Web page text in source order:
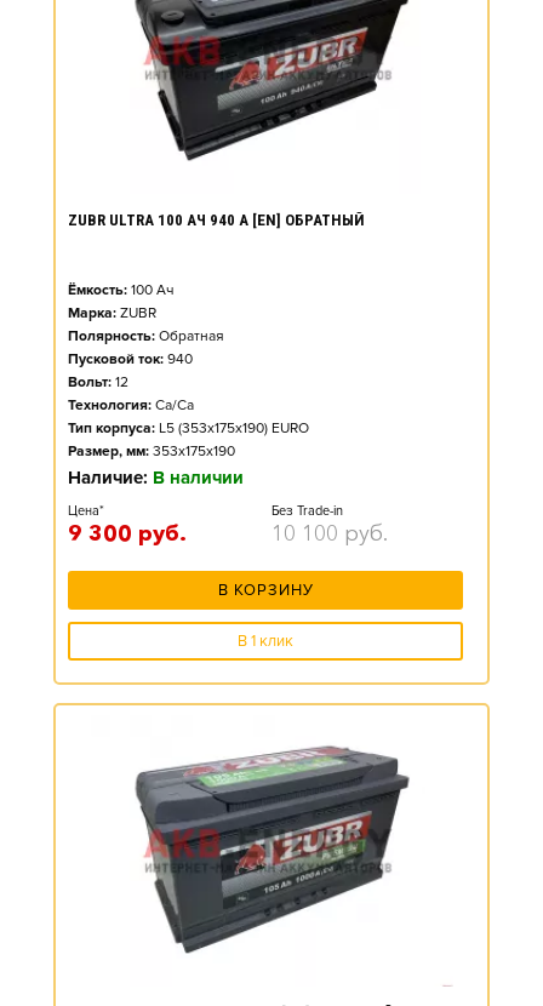
ZUBR ULTRA 100 АЧ 940 А [EN] ОБРАТНЫЙ
Ёмкость: 100 Ач
Марка: ZUBR
Полярность: Обратная
Пусковой ток: 940
Вольт: 12
Технология: Ca/Ca
Тип корпуса: L5 (353x175x190) EURO
Размер, мм: 353x175x190
Наличие: В наличии
Цена*
9 300 руб.
Без Trade-in
10 100 руб.
В КОРЗИНУ
В 1 клик